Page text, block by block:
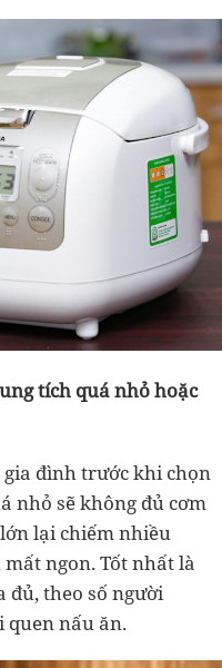
tích quá nhỏ hoặc
đình trước khi chọn
nhỏ sẽ không đủ cơm
lại chiếm nhiều
ngon. Tốt nhất là
đủ, theo số người
quen nấu ăn.